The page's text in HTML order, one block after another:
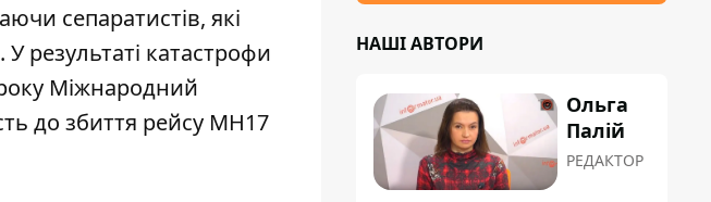
сепаратистів, які
результаті катастрофи
року Міжнародний
до збиття рейсу MH17
НАШІ АВТОРИ
Ольга
Палій
РЕДАКТОР